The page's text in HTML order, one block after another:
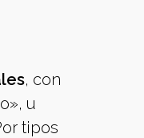
, con
u
tipos